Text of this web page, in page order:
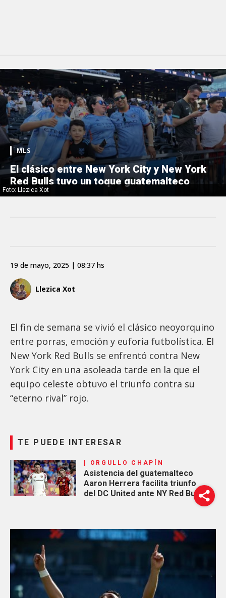
Foto: Llezica Xot
MLS
El clásico entre New York City y New York
Red Bulls tuvo un toque guatemalteco
Llezica Xot
19 de mayo, 2025 | 08:37 hs
El fin de semana se vivió el clásico neoyorquino
entre porras, emoción y euforia futbolística. El
New York Red Bulls se enfrentó contra New
York City en una asoleada tarde en la que el
equipo celeste obtuvo el triunfo contra su
“eterno rival” rojo.
TE PUEDE INTERESAR
ORGULLO CHAPÍN
Asistencia del guatemalteco
Aaron Herrera facilita triunfo
del DC United ante NY Red Bulls